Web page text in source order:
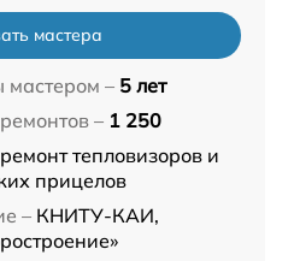
мастера
мастером – 5 лет
– 1 250
ремонт тепловизоров и
прицелов
– КНИТУ-КАИ,